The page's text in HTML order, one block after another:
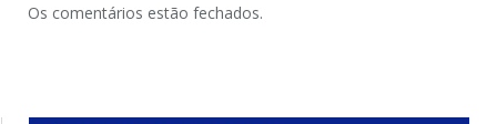
Os comentários estão fechados.